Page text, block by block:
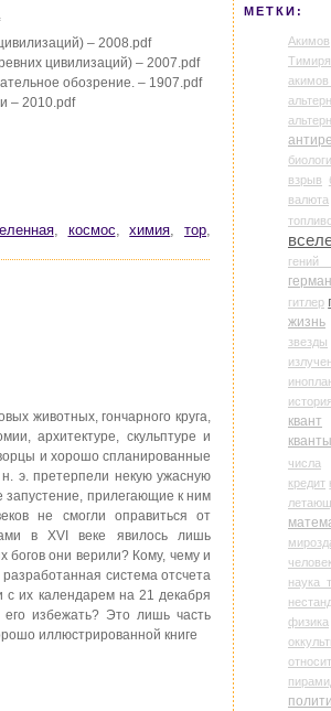
– 2008.pdf
цивилизаций) – 2007.pdf
обозрение. – 1907.pdf
– 2010.pdf
, космос,химия, тор,
животных, гончарного круга,
архитектуре, скульптуре и
и хорошо спланированные
э. претерпели некую ужасную
запустение, прилегающие к ним
не смогли оправиться от
в XVI веке явилось лишь
они верили? Кому, чему и
система отсчета
с их календарем на 21 декабря
избежать? Это лишь часть
иллюстрированной книге
МЕТКИ:
Акимов
взрыв
валюта
гений
гитлер
жизнь
звезды
квант
кванты
числа
кредит
наука
физика